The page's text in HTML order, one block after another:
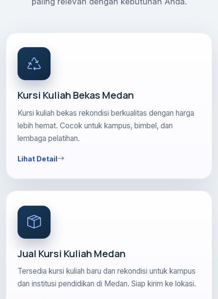
Kursi Kuliah Bekas Medan
Kursi kuliah bekas rekondisi berkualitas dengan harga
lebih hemat. Cocok untuk kampus, bimbel, dan
lembaga pelatihan.
Lihat Detail
Jual Kursi Kuliah Medan
Tersedia kursi kuliah baru dan rekondisi untuk kampus
dan institusi pendidikan di Medan. Siap kirim ke lokasi.